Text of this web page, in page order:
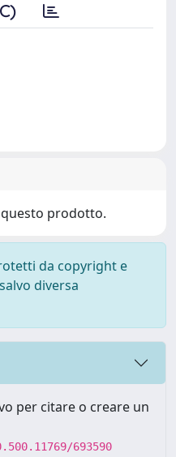
prodotto.
da copyright e
diversa
per citare o creare un
693590